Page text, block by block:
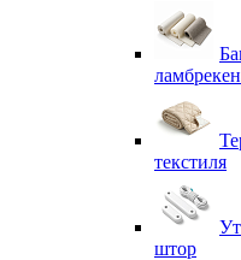
текстиля
штор